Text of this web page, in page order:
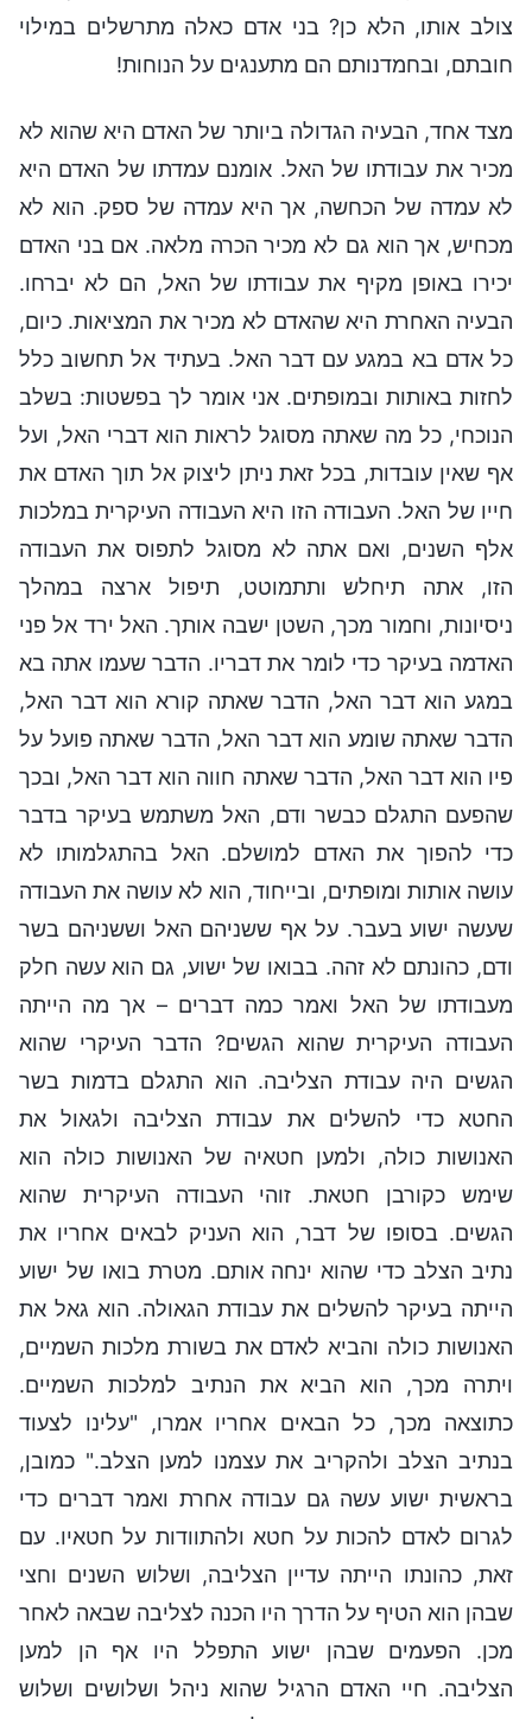
צולב אותו, הלא כן? בני אדם כאלה מתרשלים במילוי
חובתם, ובחמדנותם הם מתענגים על הנוחות!
מצד אחד, הבעיה הגדולה ביותר של האדם היא שהוא לא
מכיר את עבודתו של האל. אומנם עמדתו של האדם היא
לא עמדה של הכחשה, אך היא עמדה של ספק. הוא לא
מכחיש, אך הוא גם לא מכיר הכרה מלאה. אם בני האדם
יכירו באופן מקיף את עבודתו של האל, הם לא יברחו.
הבעיה האחרת היא שהאדם לא מכיר את המציאות. כיום,
כל אדם בא במגע עם דבר האל. בעתיד אל תחשוב כלל
לחזות באותות ובמופתים. אני אומר לך בפשטות: בשלב
הנוכחי, כל מה שאתה מסוגל לראות הוא דברי האל, ועל
אף שאין עובדות, בכל זאת ניתן ליצוק אל תוך האדם את
חייו של האל. העבודה הזו היא העבודה העיקרית במלכות
אלף השנים, ואם אתה לא מסוגל לתפוס את העבודה
הזו, אתה תיחלש ותתמוטט, תיפול ארצה במהלך
ניסיונות, וחמור מכך, השטן ישבה אותך. האל ירד אל פני
האדמה בעיקר כדי לומר את דבריו. הדבר שעמו אתה בא
במגע הוא דבר האל, הדבר שאתה קורא הוא דבר האל,
הדבר שאתה שומע הוא דבר האל, הדבר שאתה פועל על
פיו הוא דבר האל, הדבר שאתה חווה הוא דבר האל, ובכך
שהפעם התגלם כבשר ודם, האל משתמש בעיקר בדבר
כדי להפוך את האדם למושלם. האל בהתגלמותו לא
עושה אותות ומופתים, ובייחוד, הוא לא עושה את העבודה
שעשה ישוע בעבר. על אף ששניהם האל וששניהם בשר
ודם, כהונתם לא זהה. בבואו של ישוע, גם הוא עשה חלק
מעבודתו של האל ואמר כמה דברים – אך מה הייתה
העבודה העיקרית שהוא הגשים? הדבר העיקרי שהוא
הגשים היה עבודת הצליבה. הוא התגלם בדמות בשר
החטא כדי להשלים את עבודת הצליבה ולגאול את
האנושות כולה, ולמען חטאיה של האנושות כולה הוא
שימש כקורבן חטאת. זוהי העבודה העיקרית שהוא
הגשים. בסופו של דבר, הוא העניק לבאים אחריו את
נתיב הצלב כדי שהוא ינחה אותם. מטרת בואו של ישוע
הייתה בעיקר להשלים את עבודת הגאולה. הוא גאל את
האנושות כולה והביא לאדם את בשורת מלכות השמיים,
ויתרה מכך, הוא הביא את הנתיב למלכות השמיים.
כתוצאה מכך, כל הבאים אחריו אמרו, "עלינו לצעוד
בנתיב הצלב ולהקריב את עצמנו למען הצלב." כמובן,
בראשית ישוע עשה גם עבודה אחרת ואמר דברים כדי
לגרום לאדם להכות על חטא ולהתוודות על חטאיו. עם
זאת, כהונתו הייתה עדיין הצליבה, ושלוש השנים וחצי
שבהן הוא הטיף על הדרך היו הכנה לצליבה שבאה לאחר
מכן. הפעמים שבהן ישוע התפלל היו אף הן למען
הצליבה. חיי האדם הרגיל שהוא ניהל ושלושים ושלוש